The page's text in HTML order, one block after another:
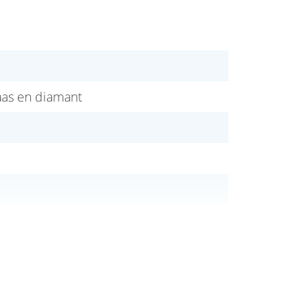
en diamant